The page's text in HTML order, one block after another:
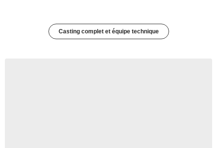
Casting complet et équipe technique